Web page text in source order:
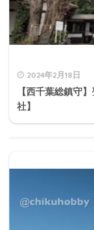
2024年2月18日
【西千葉総鎮守
社】